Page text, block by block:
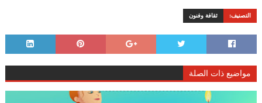
التصنيف: ثقافة وفنون
مواضيع ذات الصلة